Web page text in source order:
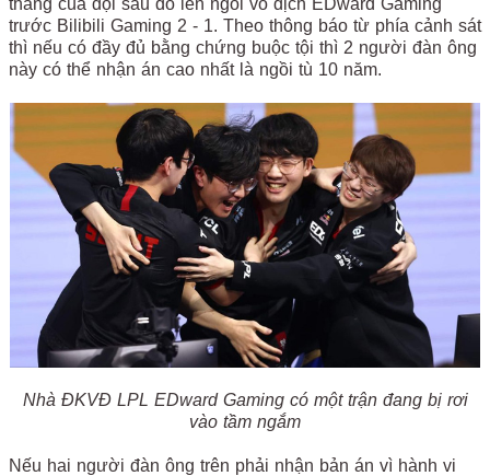
trước Bilibili Gaming 2 - 1. Theo thông báo từ phía cảnh sát
thì nếu có đầy đủ bằng chứng buộc tội thì 2 người đàn ông
này có thể nhận án cao nhất là ngồi tù 10 năm.
Nhà ĐKVĐ LPL EDward Gaming có một trận đang bị rơi
vào tầm ngắm
Nếu hai người đàn ông trên phải nhận bản án vì hành vi